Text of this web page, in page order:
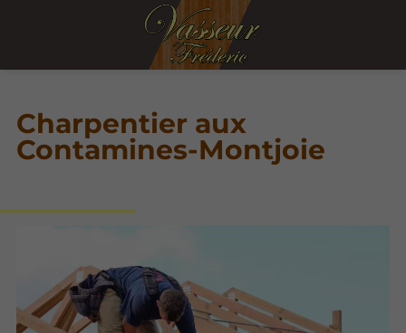
Charpentier aux
Contamines-Montjoie